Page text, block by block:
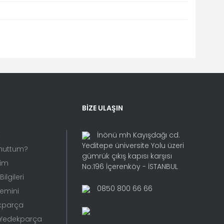
BİZE ULAŞIN
İnönü mh Kayışdağı cd.
Yeditepe üniversite Yolu üzeri
gümrük çıkış kapısı karşısı
No:196 İçerenköy - İSTANBUL
0850 800 66 66